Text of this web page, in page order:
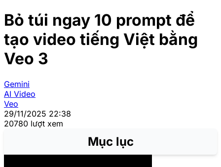
Bỏ túi ngay 10 prompt để
tạo video tiếng Việt bằng
Veo 3
Gemini
AI Video
Veo
29/11/2025 22:38
20780 lượt xem
Mục lục